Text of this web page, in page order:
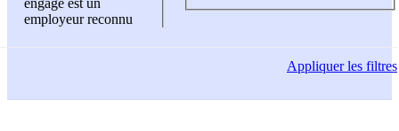
engagé est un
employeur reconnu
Appliquerles filtres